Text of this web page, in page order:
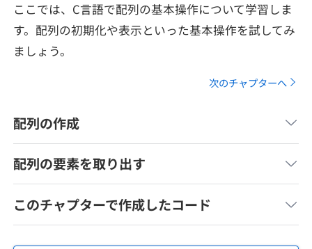
新卒エージェント
インタビュー
就活成功ガイド
プラン
個人向けプラン
SQL
評価結果一覧
メディア
Tech Team Journal
paizaとは？
ここでは、C言語で配列の基本操作について学習しま
す。配列の初期化や表示といった基本操作を試してみ
ましょう。
次のチャプターへ
配列の作成
配列の要素を取り出す
このチャプターで作成したコード